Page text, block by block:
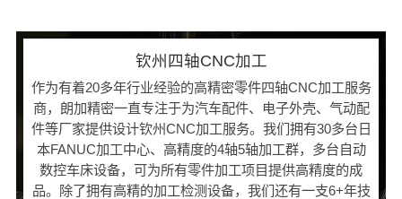
钦州四轴CNC加工
作为有着20多年行业经验的高精密零件四轴CNC加工服务
商，朗加精密一直专注于为汽车配件、电子外壳、气动配
件等厂家提供设计钦州CNC加工服务。我们拥有30多台日
本FANUC加工中心、高精度的4轴5轴加工群，多台自动
数控车床设备，可为所有零件加工项目提供高精度的成
品。除了拥有高精的加工检测设备，我们还有一支6+年技